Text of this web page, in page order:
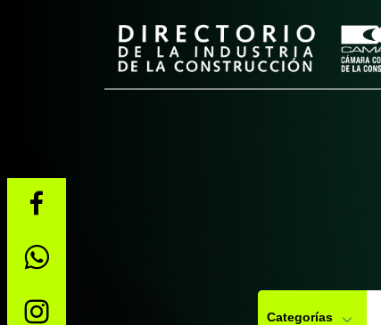
Categorías